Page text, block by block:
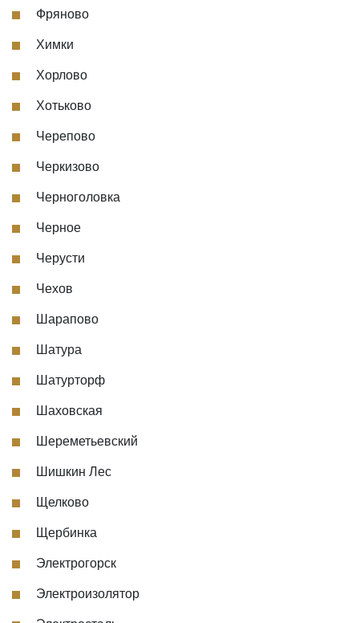
Фряново
Химки
Хорлово
Хотьково
Черепово
Черкизово
Черноголовка
Черное
Черусти
Чехов
Шарапово
Шатура
Шатурторф
Шаховская
Шереметьевский
Шишкин Лес
Щелково
Щербинка
Электрогорск
Электроизолятор